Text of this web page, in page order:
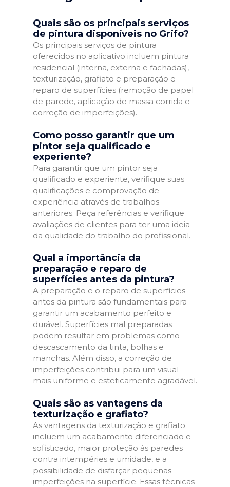
Quais são os principais serviços
de pintura disponíveis no Grifo?
Os principais serviços de pintura
oferecidos no aplicativo incluem pintura
residencial (interna, externa e fachadas),
texturização, grafiato e preparação e
reparo de superfícies (remoção de papel
de parede, aplicação de massa corrida e
correção de imperfeições).
Como posso garantir que um
pintor seja qualificado e
experiente?
Para garantir que um pintor seja
qualificado e experiente, verifique suas
qualificações e comprovação de
experiência através de trabalhos
anteriores. Peça referências e verifique
avaliações de clientes para ter uma ideia
da qualidade do trabalho do profissional.
Qual a importância da
preparação e reparo de
superfícies antes da pintura?
A preparação e o reparo de superfícies
antes da pintura são fundamentais para
garantir um acabamento perfeito e
durável. Superfícies mal preparadas
podem resultar em problemas como
descascamento da tinta, bolhas e
manchas. Além disso, a correção de
imperfeições contribui para um visual
mais uniforme e esteticamente agradável.
Quais são as vantagens da
texturização e grafiato?
As vantagens da texturização e grafiato
incluem um acabamento diferenciado e
sofisticado, maior proteção às paredes
contra intempéries e umidade, e a
possibilidade de disfarçar pequenas
imperfeições na superfície. Essas técnicas